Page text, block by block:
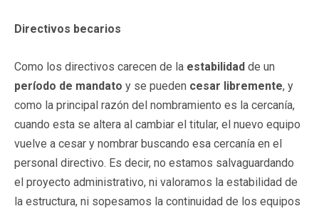
Directivos becarios
Como los directivos carecen de la estabilidad de un
período de mandato y se pueden cesar libremente, y
como la principal razón del nombramiento es la cercanía,
cuando esta se altera al cambiar el titular, el nuevo equipo
vuelve a cesar y nombrar buscando esa cercanía en el
personal directivo. Es decir, no estamos salvaguardando
el proyecto administrativo, ni valoramos la estabilidad de
la estructura, ni sopesamos la continuidad de los equipos